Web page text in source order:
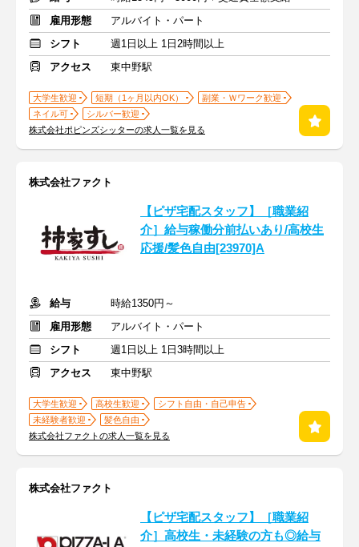
雇用形態
アルバイト・パート
シフト
週1日以上 1日2時間以上
アクセス
東中野駅
大学生歓迎 短期（1ヶ月以内OK）
副業・Ｗワーク歓迎
ネイル可
シルバー歓迎
株式会社ポピンズシッターの求人一覧を見る
株式会社ファクト
【ピザ宅配スタッフ】［職業紹
介］給与稼働分前払いあり/高校生
応援/髪色自由[23970]A
給与
時給1350円～
雇用形態
アルバイト・パート
シフト
週1日以上 1日3時間以上
アクセス
東中野駅
大学生歓迎 高校生歓迎
シフト自由・自己申告
未経験者歓迎
髪色自由
株式会社ファクトの求人一覧を見る
株式会社ファクト
【ピザ宅配スタッフ】［職業紹
介］高校生・未経験の方も◎給与